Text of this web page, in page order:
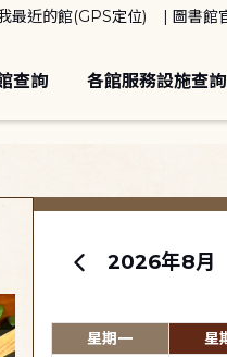
最近的館(GPS定位) 圖書館
查詢 各館服務設施查詢
2026年8月
星期一 星